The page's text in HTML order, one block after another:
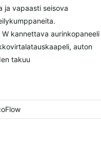
ja vapaasti seisova
kannettava aurinkopaneeli
auton
takuu